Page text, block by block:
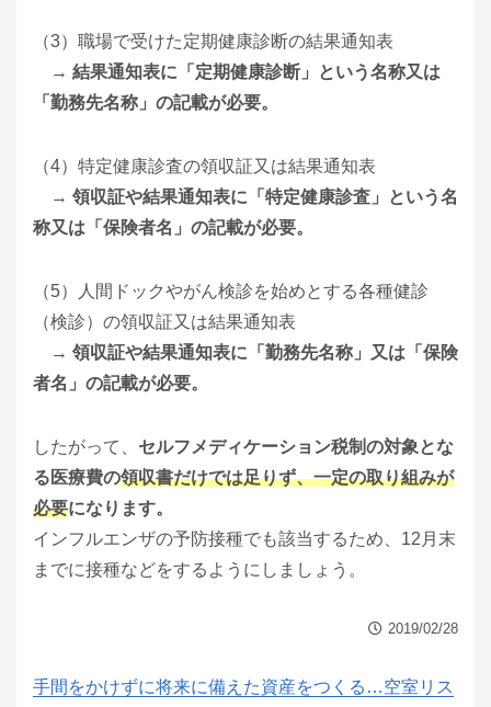
（3）職場で受けた定期健康診断の結果通知表
→ 結果通知表に「定期健康診断」という名称又は
「勤務先名称」の記載が必要。
（4）特定健康診査の領収証又は結果通知表
→ 領収証や結果通知表に「特定健康診査」という名
称又は「保険者名」の記載が必要。
（5）人間ドックやがん検診を始めとする各種健診
（検診）の領収証又は結果通知表
→ 領収証や結果通知表に「勤務先名称」又は「保険
者名」の記載が必要。
したがって、 セルフメディケーション税制の対象とな
る医療費の領収書だけでは足りず、一定の取り組みが
必要になります。
インフルエンザの予防接種でも該当するため、12月末
までに接種などをするようにしましょう。
2019/02/28
手間をかけずに将来に備えた資産をつくる…空室リス